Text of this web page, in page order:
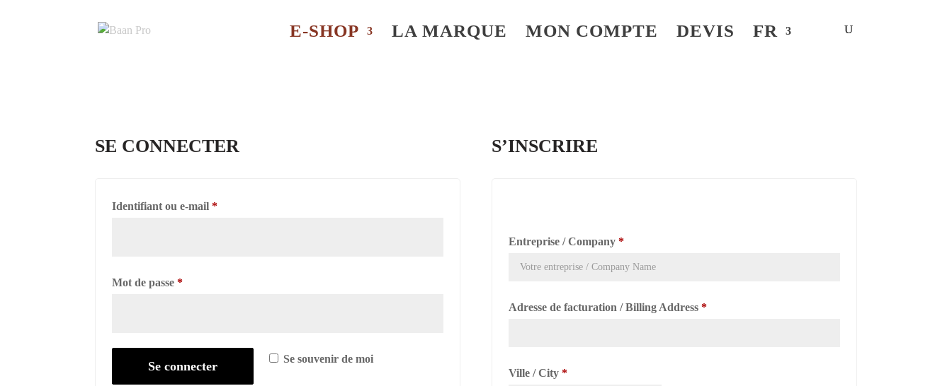
E-SHOP LA MARQUE MON COMPTE DEVIS FR
SE CONNECTER
Identifiant ou e-mail*Obligatoire
Mot de passe*Obligatoire
Se souvenir de moi
Se connecter
S’INSCRIRE
Entreprise / Company *
Adresse de facturation / Billing Address *
Ville / City *